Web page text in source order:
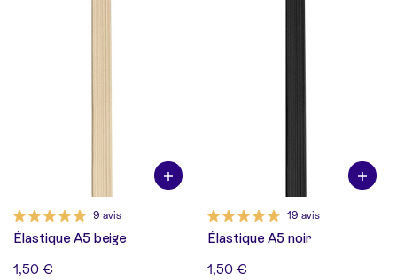
9 avis
Élastique A5 beige
1,50 €
19 avis
Élastique A5 noir
1,50 €